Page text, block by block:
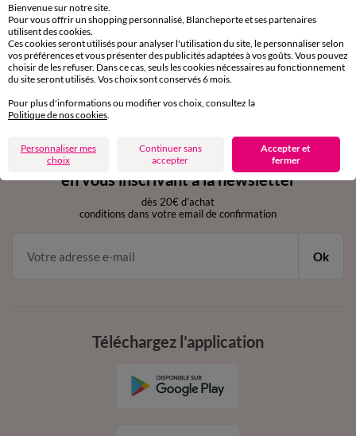
Retours gratuits
sous 30 jours avec Mondial Relay uniquement
Service clients
par chat et par téléphone
11€ Offerts
en vous inscrivant à la newsletter
dès 20€ d’achat
conditions dans votre email de confirmation
Ok
Téléchargez l’application
Bienvenue sur notre site.
Pour vous offrir un shopping personnalisé, Blancheporte et ses partenaires
utilisent des cookies.
Ces cookies seront utilisés pour analyser l'utilisation du site, le personnaliser selon
vos préférences et vous présenter des publicités adaptées à vos goûts. Vous pouvez
choisir de les refuser. Dans ce cas, seuls les cookies nécessaires au fonctionnement
du site seront utilisés. Vos choix sont conservés 6 mois.
Pour plus d'informations ou modifier vos choix, consultez la
Politique de nos cookies
Personnaliser mes
choix
Continuer sans
accepter
Accepter et
fermer